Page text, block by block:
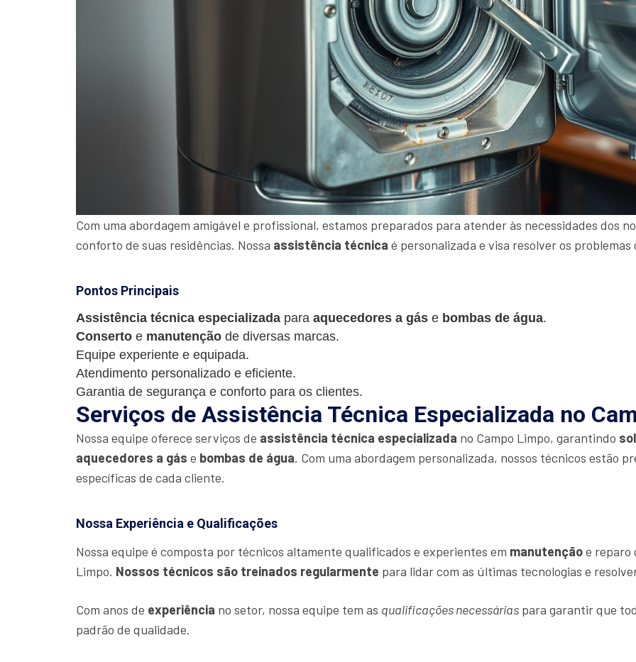
Com uma abordagem amigável e profissional, estamos preparados para atender às necessidades dos
conforto de suas residências. Nossa assistência técnica é personalizada e visa resolver os
Pontos Principais
Assistência técnica especializada para aquecedores a gás e bombas de água.
Conserto e manutenção de diversas marcas.
Equipe experiente e equipada.
Atendimento personalizado e eficiente.
Garantia de segurança e conforto para os clientes.
Serviços de Assistência Técnica Especializada no
Nossa equipe oferece serviços de assistência técnica especializada no Campo Limpo, garantindo
aquecedores a gás e bombas de água. Com uma abordagem personalizada, nossos técnicos estão
específicas de cada cliente.
Nossa Experiência e Qualificações
Nossa equipe é composta por técnicos altamente qualificados e experientes em manutençãoe reparo
Limpo. Nossos técnicos são treinados regularmente para lidar com as últimas tecnologias e
Com anos de experiência no setor, nossa equipe tem as qualificações necessárias para garantir que
padrão de qualidade.